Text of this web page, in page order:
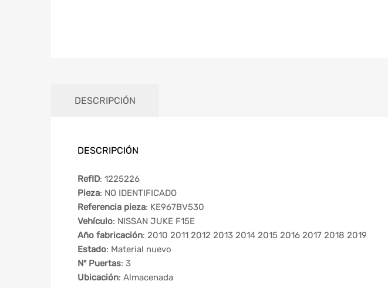
DESCRIPCIÓN
DESCRIPCIÓN
RefID: 1225226
Pieza: NO IDENTIFICADO
Referencia pieza: KE967BV530
Vehículo: NISSAN JUKE F15E
Año fabricación: 2010 2011 2012 2013 2014 2015 2016 2017 2018 2019
Estado: Material nuevo
Nº Puertas: 3
Ubicación: Almacenada